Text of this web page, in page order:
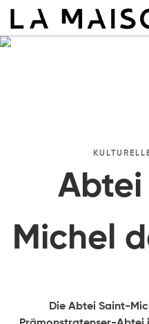
Zum Inhalt springen
Michel
Die Abtei Saint-